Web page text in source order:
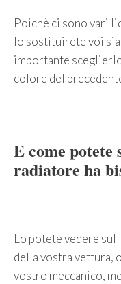
Poichè ci sono vari
lo sostituirete voi sia
importante
colore del
E come
radiatore ha
Lo potete vedere sul
della vostra vettura,
vostro meccanico,